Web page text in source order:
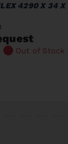
4290 X 34 X
Out of Stock